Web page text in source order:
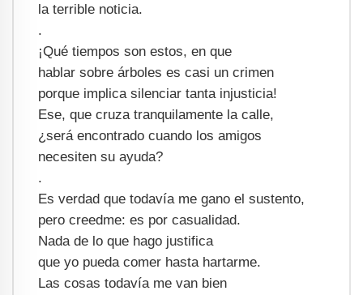
la terrible noticia.
.
¡Qué tiempos son estos, en que
hablar sobre árboles es casi un crimen
porque implica silenciar tanta injusticia!
Ese, que cruza tranquilamente la calle,
¿será encontrado cuando los amigos
necesiten su ayuda?
.
Es verdad que todavía me gano el sustento,
pero creedme: es por casualidad.
Nada de lo que hago justifica
que yo pueda comer hasta hartarme.
Las cosas todavía me van bien